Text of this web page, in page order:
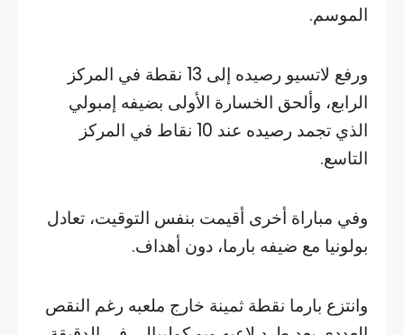
الموسم.
ورفع لاتسيو رصيده إلى 13 نقطة في المركز
الرابع، وألحق الخسارة الأولى بضيفه إمبولي
الذي تجمد رصيده عند 10 نقاط في المركز
التاسع.
وفي مباراة أخرى أقيمت بنفس التوقيت، تعادل
بولونيا مع ضيفه بارما، دون أهداف.
وانتزع بارما نقطة ثمينة خارج ملعبه رغم النقص